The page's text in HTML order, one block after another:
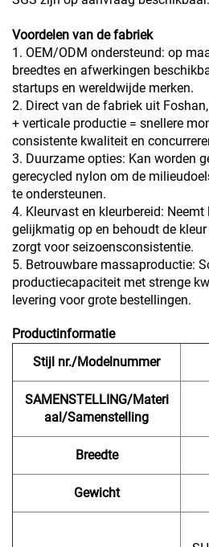
Voordelen van de fabriek
1. OEM/ODM ondersteund: op
breedtes en afwerkingen
startups en wereldwijde merken.
2. Direct van de fabriek uit
+ verticale productie = snellere
consistente kwaliteit en
3. Duurzame opties: Kan worden
gerecycled nylon om de
te ondersteunen.
4. Kleurvast en kleurbereid:
gelijkmatig op en behoudt de
zorgt voor seizoensconsistentie.
5. Betrouwbare massaproductie:
productiecapaciteit met strenge
levering voor grote bestellingen.
Productinformatie
Stijl nr./Modelnummer
SAMENSTELLING/Materi
aal/Samenstelling
Breedte
Gewicht